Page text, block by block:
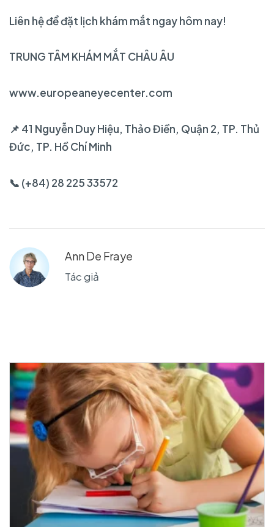
Liên hệ để đặt lịch khám mắt ngay hôm nay!
TRUNG TÂM KHÁM MẮT CHÂU ÂU
www.europeaneyecenter.com
📌 41 Nguyễn Duy Hiệu, Thảo Điền, Quận 2, TP. Thủ
Đức, TP. Hồ Chí Minh
📞 (+84) 28 225 33572
Ann De Fraye
Tác giả